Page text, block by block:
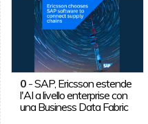
0-SAP, Ericsson estende
l'AI a livello enterprise con
una Business Data Fabric